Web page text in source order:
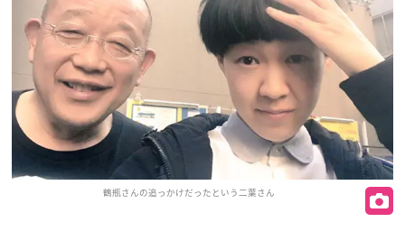
鶴瓶さんの追っかけだったという二葉さん